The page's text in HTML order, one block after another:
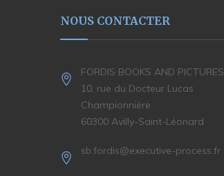
NOUS CONTACTER
FORDIS BOOKS AND PICTURES
10, rue du Docteur Lucas
Championnière
60300 Avilly-Saint-Léonard
sb.fordis@executive-process.fr